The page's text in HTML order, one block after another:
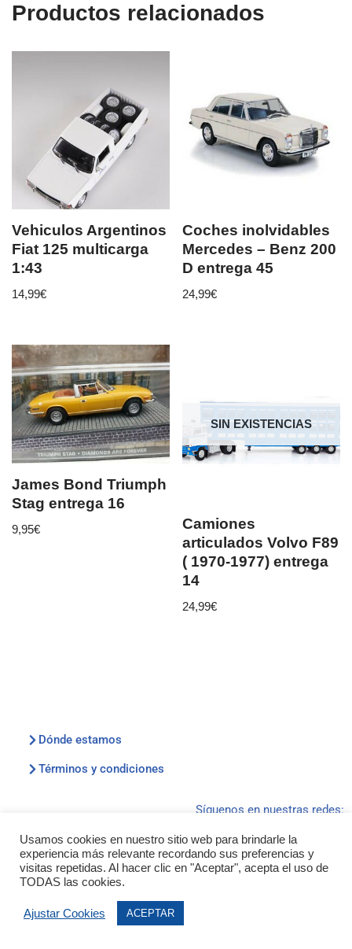
Productos relacionados
Vehiculos Argentinos
Fiat 125 multicarga
1:43
14,99€
Coches inolvidables
Mercedes – Benz 200
D entrega 45
24,99€
James Bond Triumph
Stag entrega 16
9,95€
SIN EXISTENCIAS
Camiones
articulados Volvo F89
( 1970-1977) entrega
14
24,99€
Dónde estamos
Términos y condiciones
Síguenos en nuestras redes:
derechos reservados
Usamos cookies en nuestro sitio web para brindarle la
experiencia más relevante recordando sus preferencias y
visitas repetidas. Al hacer clic en "Aceptar", acepta el uso de
TODAS las cookies.
Ajustar Cookies ACEPTAR